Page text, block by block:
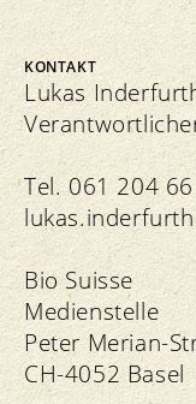
KONTAKT
Lukas
Tel. 061 204
lukas.
Bio Suisse
Medienstelle
Peter Merian-
CH-4052 Basel